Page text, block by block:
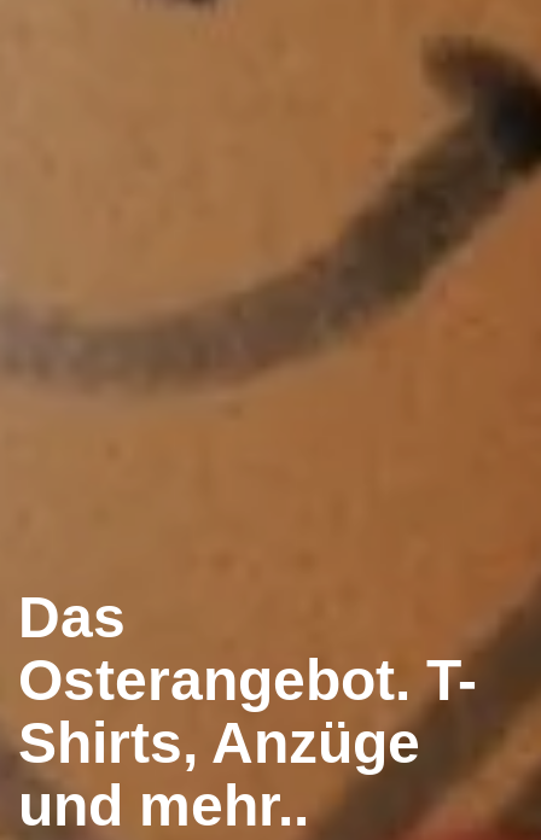
Das
Osterangebot. T-
Shirts, Anzüge
und mehr..